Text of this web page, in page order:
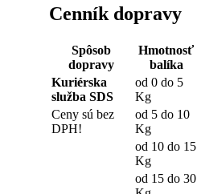
Cenník dopravy
Spôsob
dopravy
Hmotnosť
balíka
Kuriérska
služba SDS
od 0 do 5
Kg
Ceny sú bez
DPH!
od 5 do 10
Kg
od 10 do 15
Kg
od 15 do 30